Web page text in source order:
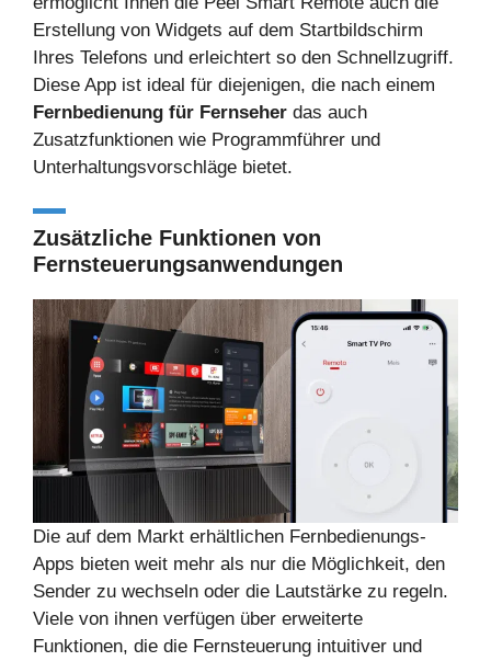
Erstellung von Widgets auf dem Startbildschirm
Ihres Telefons und erleichtert so den Schnellzugriff.
Diese App ist ideal für diejenigen, die nach einem
Fernbedienung für Fernseher das auch
Zusatzfunktionen wie Programmführer und
Unterhaltungsvorschläge bietet.
Zusätzliche Funktionen von
Fernsteuerungsanwendungen
Die auf dem Markt erhältlichen Fernbedienungs-
Apps bieten weit mehr als nur die Möglichkeit, den
Sender zu wechseln oder die Lautstärke zu regeln.
Viele von ihnen verfügen über erweiterte
Funktionen, die die Fernsteuerung intuitiver und